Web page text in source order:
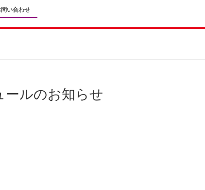
問い合わせ
ールのお知らせ